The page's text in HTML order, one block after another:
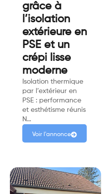
grâce à
l’isolation
extérieure en
PSE et un
crépi lisse
moderne
Isolation thermique
par l’extérieur en
PSE : performance
et esthétisme réunis
N…
Voir l'annonce